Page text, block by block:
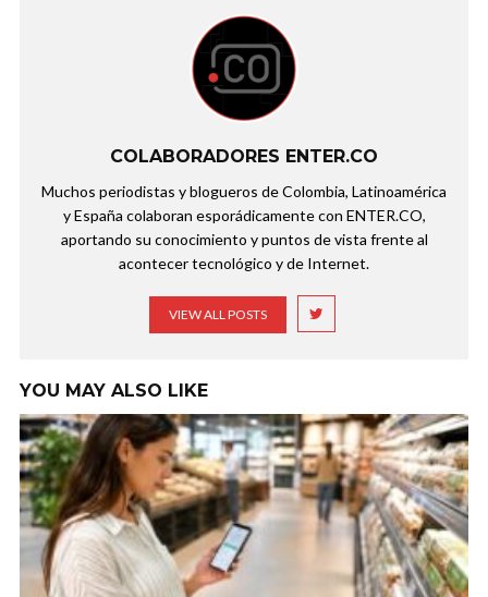
COLABORADORES ENTER.CO
Muchos periodistas y blogueros de Colombia, Latinoamérica
y España colaboran esporádicamente con ENTER.CO,
aportando su conocimiento y puntos de vista frente al
acontecer tecnológico y de Internet.
VIEW ALL POSTS
YOU MAY ALSO LIKE